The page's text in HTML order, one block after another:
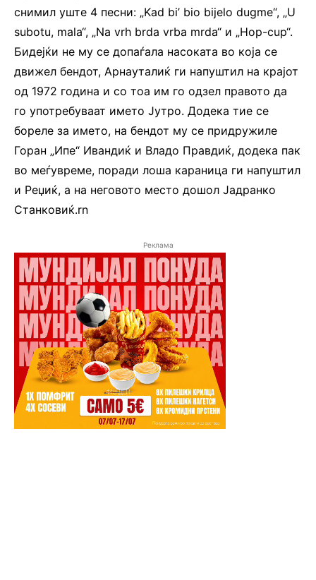
снимил уште 4 песни: „Kad bi’ bio bijelo dugme“, „U
subotu, mala“, „Na vrh brda vrba mrda“ и „Hop-cup“.
Бидејќи не му се допаѓала насоката во која се
движел бендот, Арнауталиќ ги напуштил на крајот
од 1972 година и со тоа им го одзел правото да
го употребуваат името Јутро. Додека тие се
бореле за името, на бендот му се придружиле
Горан „Ипе“ Ивандиќ и Владо Правдиќ, додека пак
во меѓувреме, поради лоша караница ги напуштил
и Реџиќ, а на неговото место дошол Јадранко
Станковиќ.rn
Реклама